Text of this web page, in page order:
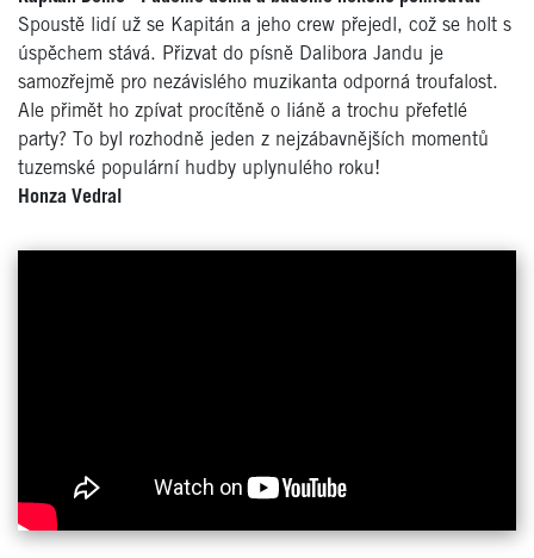
Spoustě lidí už se Kapitán a jeho crew přejedl, což se holt s
úspěchem stává. Přizvat do písně Dalibora Jandu je
samozřejmě pro nezávislého muzikanta odporná troufalost.
Ale přimět ho zpívat procítěně o liáně a trochu přefetlé
party? To byl rozhodně jeden z nejzábavnějších momentů
tuzemské populární hudby uplynulého roku!
Honza Vedral